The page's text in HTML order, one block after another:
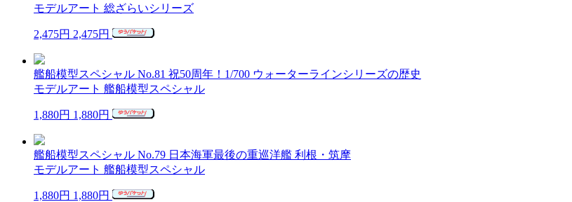
モデルアート 総ざらいシリーズ
2,475円 2,475円
艦船模型スペシャル No.81 祝50周年！1/700 ウォーターラインシリーズの歴史
モデルアート 艦船模型スペシャル
1,880円 1,880円
艦船模型スペシャル No.79 日本海軍最後の重巡洋艦 利根・筑摩
モデルアート 艦船模型スペシャル
1,880円 1,880円